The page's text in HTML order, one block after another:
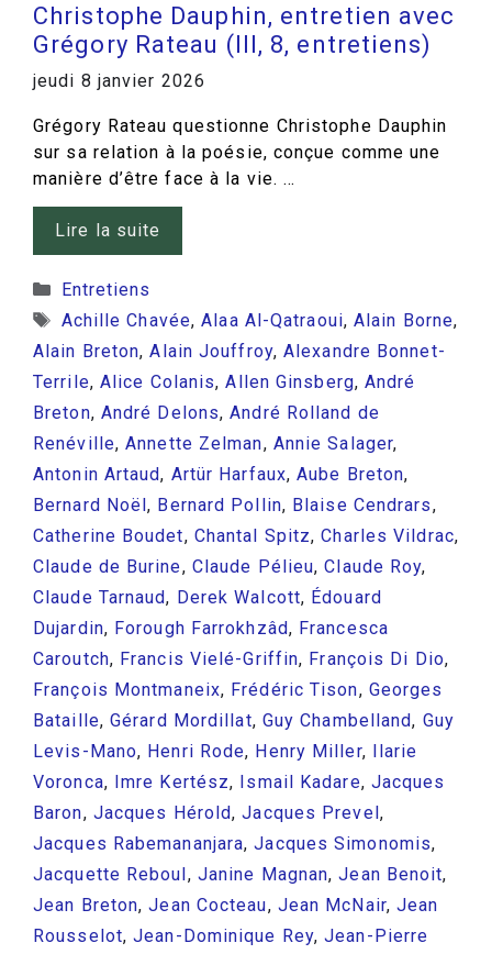
Christophe Dauphin, entretien avec
Grégory Rateau (III, 8, entretiens)
jeudi 8 janvier 2026
Grégory Rateau questionne Christophe Dauphin
sur sa relation à la poésie, conçue comme une
manière d’être face à la vie. …
Lire la suite
Catégories
Entretiens
Étiquettes
Achille Chavée,Alaa Al-Qatraoui,Alain Borne,
Alain Breton,Alain Jouffroy,Alexandre Bonnet-
Terrile, Alice Colanis,Allen Ginsberg,André
Breton, André Delons,André Rolland de
Renéville,Annette Zelman, Annie Salager,
Antonin Artaud, Artür Harfaux,Aube Breton,
Bernard Noël, Bernard Pollin, Blaise Cendrars,
Catherine Boudet, Chantal Spitz,Charles Vildrac,
Claude de Burine, Claude Pélieu,Claude Roy,
Claude Tarnaud, Derek Walcott, Édouard
Dujardin, Forough Farrokhzâd, Francesca
Caroutch, Francis Vielé-Griffin, François Di Dio,
François Montmaneix, Frédéric Tison, Georges
Bataille,Gérard Mordillat, Guy Chambelland, Guy
Levis-Mano, Henri Rode, Henry Miller, Ilarie
Voronca, Imre Kertész, Ismail Kadare, Jacques
Baron, Jacques Hérold,Jacques Prevel,
Jacques Rabemananjara,Jacques Simonomis,
Jacquette Reboul, Janine Magnan,Jean Benoit,
Jean Breton,Jean Cocteau, Jean McNair,Jean
Rousselot,Jean-Dominique Rey,Jean-Pierre